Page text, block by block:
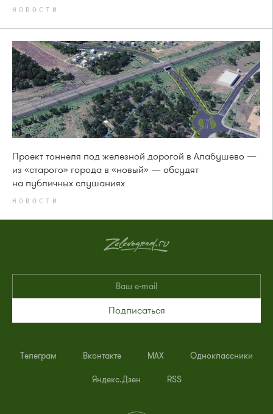
НОВОСТИ
Проект тоннеля под железной дорогой в Алабушево —
из «старого» города в «новый» — обсудят
на публичных слушаниях
НОВОСТИ
Подписаться
Телеграм Вконтакте MAX Одноклассники
Яндекс.Дзен RSS